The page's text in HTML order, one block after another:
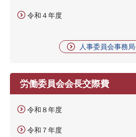
令和４年度
人事委員会事務
労働委員会会長交際費
令和８年度
令和７年度